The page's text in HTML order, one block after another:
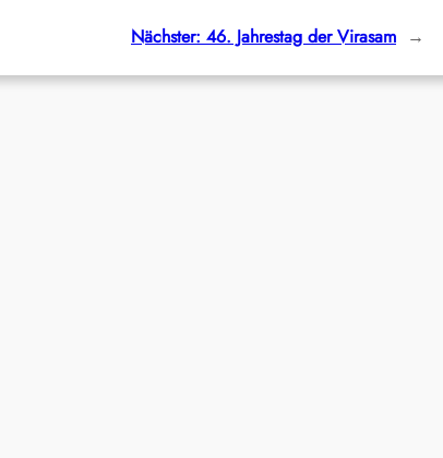
Nächster: 46. Jahrestag der Virasam →